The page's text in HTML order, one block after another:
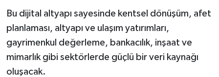
Bu dijital altyapı sayesinde kentsel dönüşüm, afet
planlaması, altyapı ve ulaşım yatırımları,
gayrimenkul değerleme, bankacılık, inşaat ve
mimarlık gibi sektörlerde güçlü bir veri kaynağı
oluşacak.